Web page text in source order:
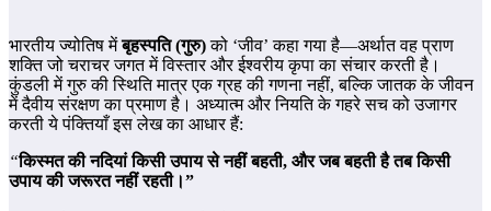
भारतीय ज्योतिष मेंबृहस्पति (गुरु)को ‘जीव’ कहा गया है—अर्थात वह प्राण
शक्ति जो चराचर जगत में विस्तार और ईश्वरीय कृपा का संचार करती है।
कुंडली में गुरु की स्थिति मात्र एक ग्रह की गणना नहीं, बल्कि जातक के जीवन
में दैवीय संरक्षण का प्रमाण है। अध्यात्म और नियति के गहरे सच को उजागर
करती ये पंक्तियाँ इस लेख का आधार हैं:
“किस्मत की नदियां किसी उपाय से नहीं बहती, और जब बहती है तब किसी
उपाय की जरूरत नहीं रहती।”